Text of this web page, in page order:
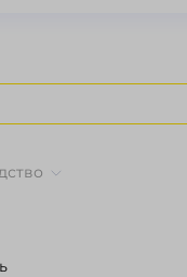
Вход